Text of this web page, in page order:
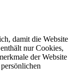
damit die Website
nur Cookies,
der Website